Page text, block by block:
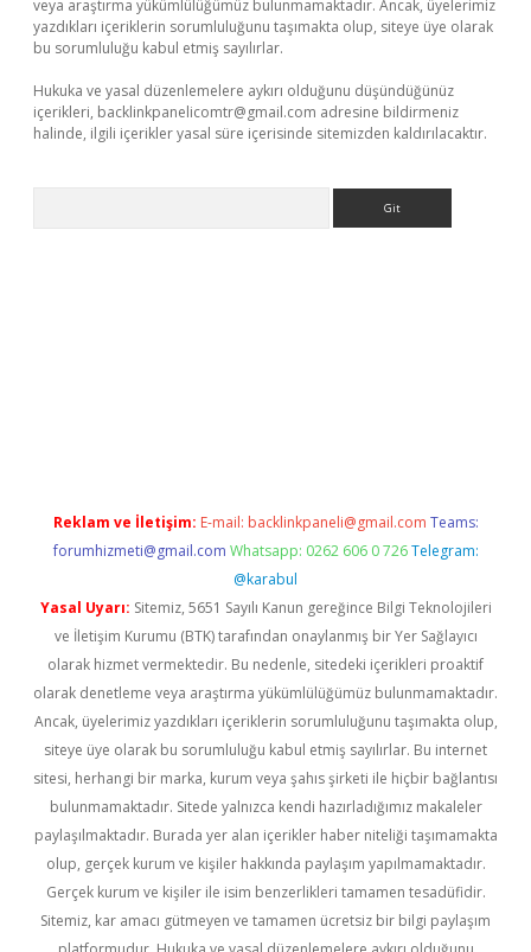
veya araştırma yükümlülüğümüz bulunmamaktadır. Ancak, üyelerimiz
yazdıkları içeriklerin sorumluluğunu taşımakta olup, siteye üye olarak
bu sorumluluğu kabul etmiş sayılırlar.
Hukuka ve yasal düzenlemelere aykırı olduğunu düşündüğünüz
içerikleri, backlinkpanelicomtr@gmail.com adresine bildirmeniz
halinde, ilgili içerikler yasal süre içerisinde sitemizden kaldırılacaktır.
Reklam ve İletişim: E-mail: backlinkpaneli@gmail.com Teams:
forumhizmeti@gmail.com Whatsapp: 0262 606 0 726 Telegram:
@karabul
Yasal Uyarı: Sitemiz, 5651 Sayılı Kanun gereğince Bilgi Teknolojileri
ve İletişim Kurumu (BTK) tarafından onaylanmış bir Yer Sağlayıcı
olarak hizmet vermektedir. Bu nedenle, sitedeki içerikleri proaktif
olarak denetleme veya araştırma yükümlülüğümüz bulunmamaktadır.
Ancak, üyelerimiz yazdıkları içeriklerin sorumluluğunu taşımakta olup,
siteye üye olarak bu sorumluluğu kabul etmiş sayılırlar. Bu internet
sitesi, herhangi bir marka, kurum veya şahıs şirketi ile hiçbir bağlantısı
bulunmamaktadır. Sitede yalnızca kendi hazırladığımız makaleler
paylaşılmaktadır. Burada yer alan içerikler haber niteliği taşımamakta
olup, gerçek kurum ve kişiler hakkında paylaşım yapılmamaktadır.
Gerçek kurum ve kişiler ile isim benzerlikleri tamamen tesadüfidir.
Sitemiz, kar amacı gütmeyen ve tamamen ücretsiz bir bilgi paylaşım